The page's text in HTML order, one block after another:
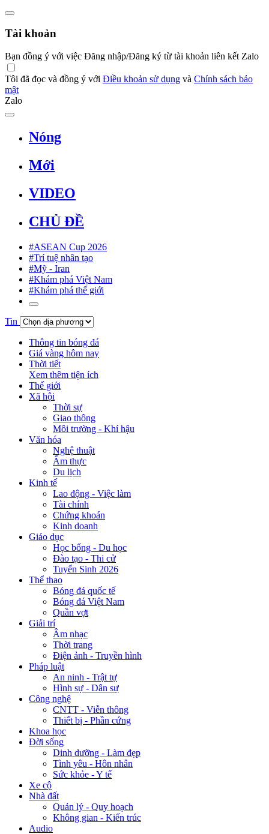
Tài khoản
Bạn đồng ý với việc Đăng nhập/Đăng ký từ tài khoản liên kết Zalo
Tôi đã đọc và đồng ý với Điều khoản sử dụng và Chính sách bảo
mật
Zalo
Nóng
Mới
VIDEO
CHỦ ĐỀ
#ASEAN Cup 2026
#Trí tuệ nhân tạo
#Mỹ - Iran
#Khám phá Việt Nam
#Khám phá thế giới
Tin
Thông tin bóng đá
Giá vàng hôm nay
Thời tiết
Xem thêm tiện ích
Thế giới
Xã hội
Thời sự
Giao thông
Môi trường - Khí hậu
Văn hóa
Nghệ thuật
Ẩm thực
Du lịch
Kinh tế
Lao động - Việc làm
Tài chính
Chứng khoán
Kinh doanh
Giáo dục
Học bổng - Du học
Đào tạo - Thi cử
Tuyển Sinh 2026
Thể thao
Bóng đá quốc tế
Bóng đá Việt Nam
Quần vợt
Giải trí
Âm nhạc
Thời trang
Điện ảnh - Truyền hình
Pháp luật
An ninh - Trật tự
Hình sự - Dân sự
Công nghệ
CNTT - Viễn thông
Thiết bị - Phần cứng
Khoa học
Đời sống
Dinh dưỡng - Làm đẹp
Tình yêu - Hôn nhân
Sức khỏe - Y tế
Xe cộ
Nhà đất
Quản lý - Quy hoạch
Không gian - Kiến trúc
Audio